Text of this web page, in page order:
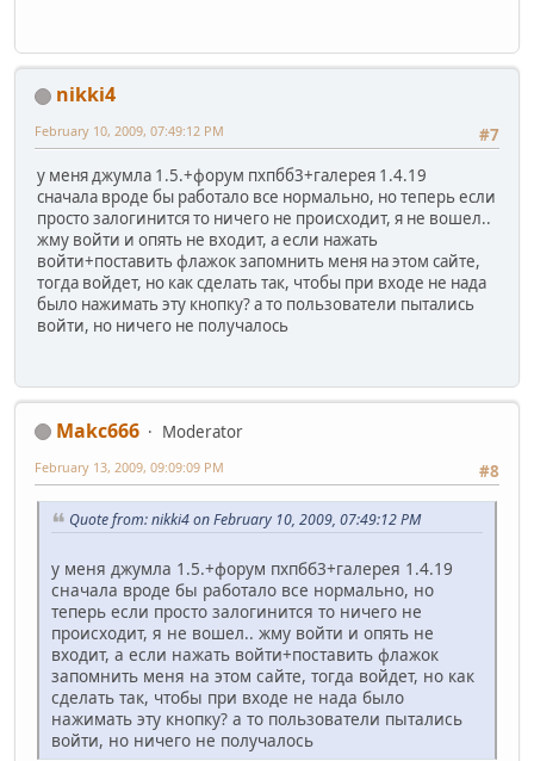
nikki4
#7
February 10, 2009, 07:49:12 PM
у меня джумла 1.5.+форум пхпбб3+галерея 1.4.19
сначала вроде бы работало все нормально, но теперь если
просто залогинится то ничего не происходит, я не вошел..
жму войти и опять не входит, а если нажать
войти+поставить флажок запомнить меня на этом сайте,
тогда войдет, но как сделать так, чтобы при входе не нада
было нажимать эту кнопку? а то пользователи пытались
войти, но ничего не получалось
Makc666
Moderator
#8
February 13, 2009, 09:09:09 PM
Quote from: nikki4 on February 10, 2009, 07:49:12 PM
у меня джумла 1.5.+форум пхпбб3+галерея 1.4.19
сначала вроде бы работало все нормально, но
теперь если просто залогинится то ничего не
происходит, я не вошел.. жму войти и опять не
входит, а если нажать войти+поставить флажок
запомнить меня на этом сайте, тогда войдет, но как
сделать так, чтобы при входе не нада было
нажимать эту кнопку? а то пользователи пытались
войти, но ничего не получалось